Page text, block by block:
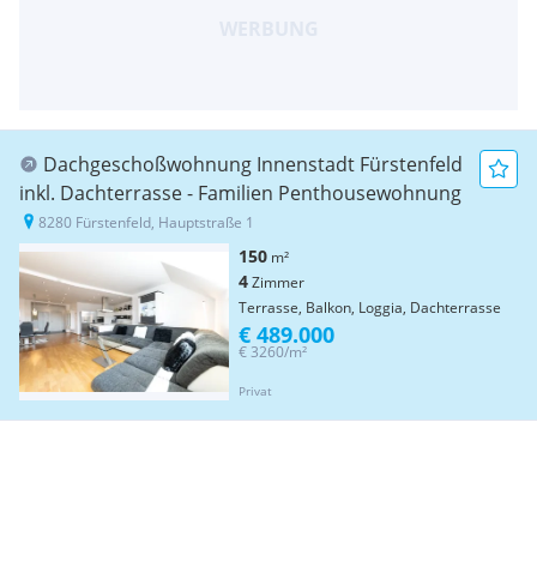
Dachgeschoßwohnung Innenstadt Fürstenfeld
inkl. Dachterrasse - Familien Penthousewohnung
8280 Fürstenfeld, Hauptstraße 1
150 m²
4Zimmer
Terrasse, Balkon, Loggia, Dachterrasse
Privat
€ 3260/m²
€ 489.000